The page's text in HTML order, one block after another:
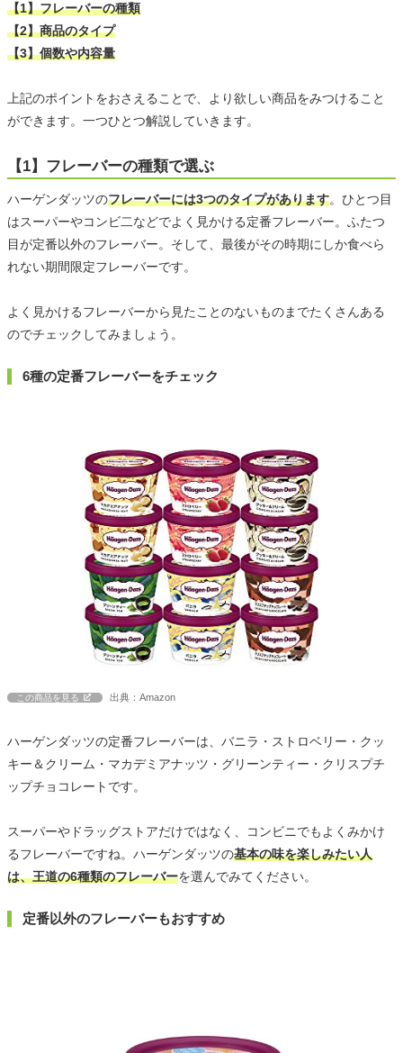
【1】フレーバーの種類
【2】商品のタイプ
【3】個数や内容量
上記のポイントをおさえることで、より欲しい商品をみつけること
ができます。一つひとつ解説していきます。
【1】フレーバーの種類で選ぶ
ハーゲンダッツのフレーバーには3つのタイプがあります。ひとつ目
はスーパーやコンビ二などでよく見かける定番フレーバー。ふたつ
目が定番以外のフレーバー。そして、最後がその時期にしか食べら
れない期間限定フレーバーです。
よく見かけるフレーバーから見たことのないものまでたくさんある
のでチェックしてみましょう。
6種の定番フレーバーをチェック
この商品を見る 出典：Amazon
ハーゲンダッツの定番フレーバーは、バニラ・ストロベリー・クッ
キー＆クリーム・マカデミアナッツ・グリーンティー・クリスプチ
ップチョコレートです。
スーパーやドラッグストアだけではなく、コンビニでもよくみかけ
るフレーバーですね。ハーゲンダッツの基本の味を楽しみたい人
は、王道の6種類のフレーバーを選んでみてください。
定番以外のフレーバーもおすすめ